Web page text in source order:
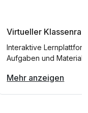
Virtueller
Interaktive
Aufgaben und
Mehr anzeigen